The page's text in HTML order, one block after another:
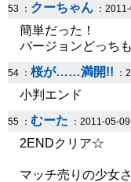
53 ： クーちゃん ：
簡単だった
バージョンどっち
54 ： 桜が……満開!! ：
小判エンド
55 ： むーた ：2011-05-
2ENDクリア☆
マッチ売りの少女